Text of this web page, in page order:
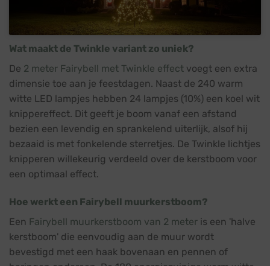
Wat maakt de Twinkle variant zo uniek?
De 2 meter Fairybell met Twinkle effect voegt een extra
dimensie toe aan je feestdagen. Naast de 240 warm
witte LED lampjes hebben 24 lampjes (10%) een koel wit
knippereffect. Dit geeft je boom vanaf een afstand
bezien een levendig en sprankelend uiterlijk, alsof hij
bezaaid is met fonkelende sterretjes. De Twinkle lichtjes
knipperen willekeurig verdeeld over de kerstboom voor
een optimaal effect.
Hoe werkt een Fairybell muurkerstboom?
Een Fairybell muurkerstboom van 2 meter is een 'halve
kerstboom' die eenvoudig aan de muur wordt
bevestigd met een haak bovenaan en pennen of